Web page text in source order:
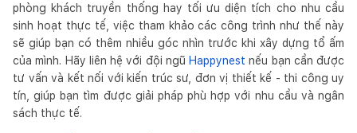
phòng khách truyền thống hay tối ưu diện tích cho nhu cầu
sinh hoạt thực tế, việc tham khảo các công trình như thế này
sẽ giúp bạn có thêm nhiều góc nhìn trước khi xây dựng tổ ấm
của mình. Hãy liên hệ với đội ngũ Happynest nếu bạn cần được
tư vấn và kết nối với kiến trúc sư, đơn vị thiết kế - thi công uy
tín, giúp bạn tìm được giải pháp phù hợp với nhu cầu và ngân
sách thực tế.